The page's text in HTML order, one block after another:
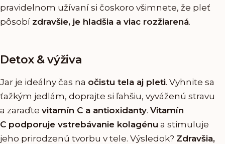
pravidelnom užívaní si čoskoro všimnete, že pleť
pôsobí zdravšie, je hladšia a viac rozžiarená.
Detox &výživa
Jar je ideálny čas na očistu tela aj pleti. Vyhnite sa
ťažkým jedlám, doprajte si ľahšiu, vyváženú stravu
a zaraďte vitamín C a antioxidanty. Vitamín
C podporuje vstrebávanie kolagénu a stimuluje
jeho prirodzenú tvorbu v tele. Výsledok? Zdravšia,